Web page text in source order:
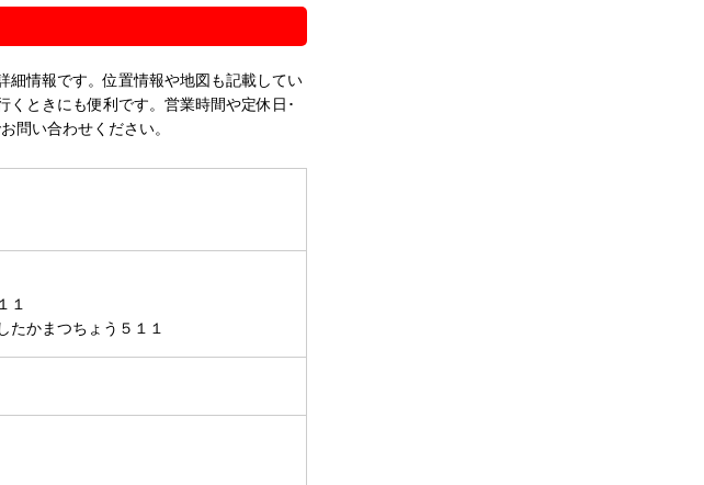
細情報です。位置情報や地図も記載してい
くときにも便利です。営業時間や定休日･
問い合わせください。
１
たかまつちょう５１１